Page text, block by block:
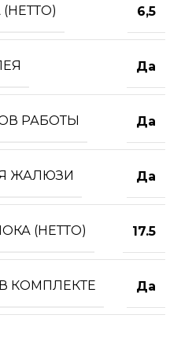
6,5
Да
РАБОТЫ Да
ЖАЛЮЗИ Да
(НЕТТО) 17.5
КОМПЛЕКТЕ Да